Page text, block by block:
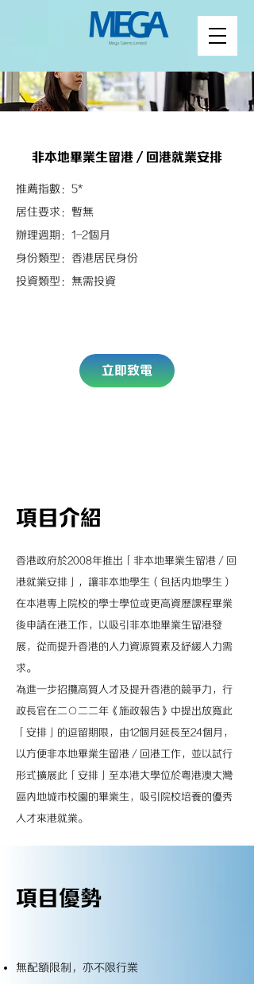
非本地畢業生留港／回港就業安排
推薦指數：5*
居住要求：暫無
辦理週期：1-2個月
身份類型：香港居民身份
投資類型：無需投資
立即致電
項目介紹
香港政府於2008年推出「非本地畢業生留港／回
港就業安排」，讓非本地學生（包括内地學生）
在本港專上院校的學士學位或更高資歷課程畢業
後申請在港工作，以吸引非本地畢業生留港發
展，從而提升香港的人力資源質素及紓緩人力需
求。
為進一步招攬高質人才及提升香港的競爭力，行
政長官在二○二二年《施政報告》中提出放寬此
「安排」的逗留期限，由12個月延長至24個月，
以方便非本地畢業生留港／回港工作，並以試行
形式擴展此「安排」至本港大學位於粵港澳大灣
區內地城市校園的畢業生，吸引院校培養的優秀
人才來港就業。
項目優勢
無配額限制，亦不限行業